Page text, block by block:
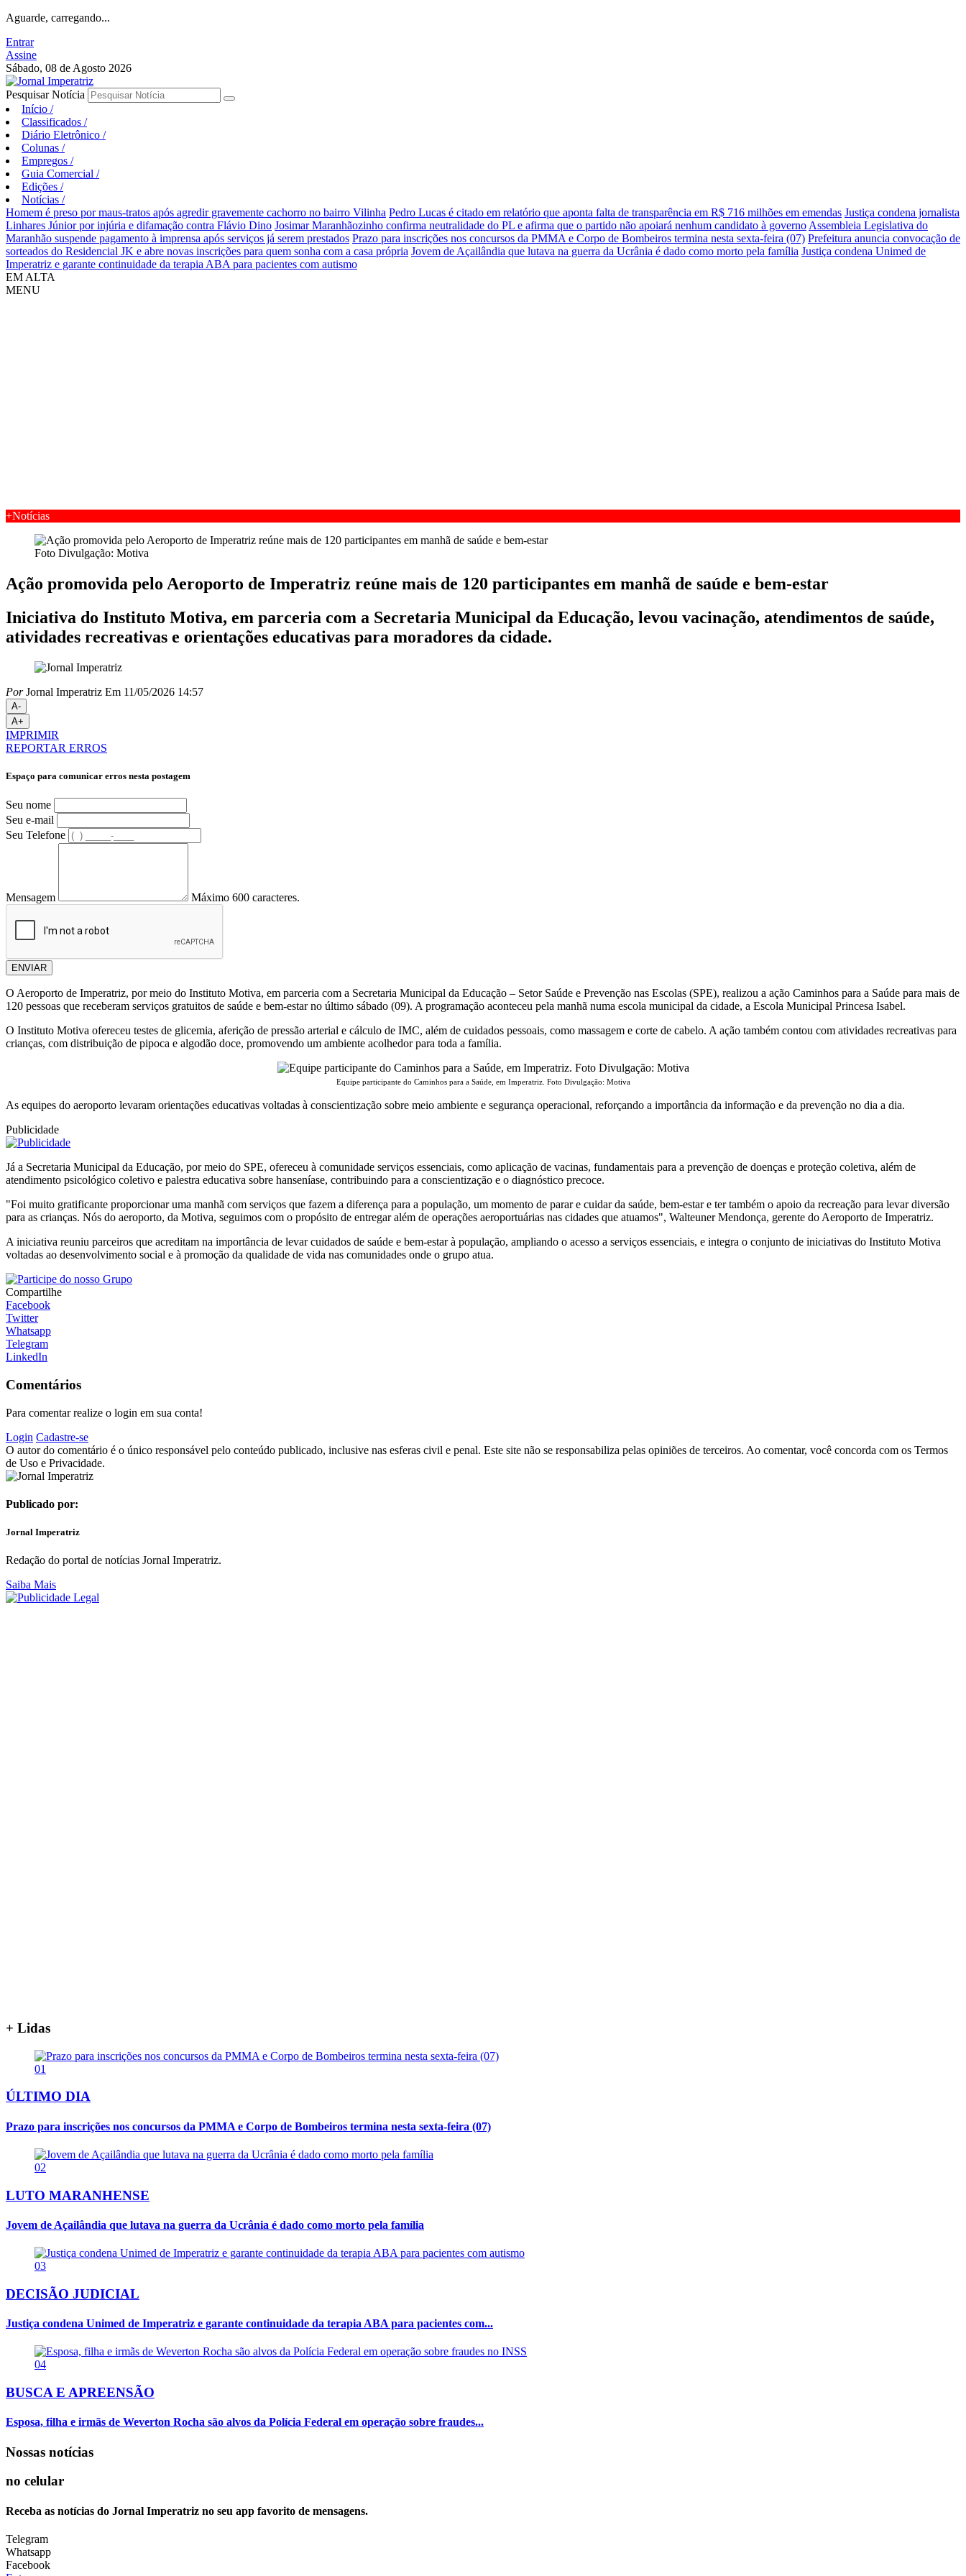
Aguarde, carregando...
Entrar
Assine
Sábado, 08 de Agosto 2026
Pesquisar Notícia
Início /
Classificados /
Diário Eletrônico /
Colunas /
Empregos /
Guia Comercial /
Edições /
Notícias /
Homem é preso por maus-tratos após agredir gravemente cachorro no bairro Vilinha Pedro Lucas é citado em relatório que aponta falta de transparência em R$ 716 milhões em emendas Justiça condena jornalista
Linhares Júnior por injúria e difamação contra Flávio Dino Josimar Maranhãozinho confirma neutralidade do PL e afirma que o partido não apoiará nenhum candidato à governo Assembleia Legislativa do
Maranhão suspende pagamento à imprensa após serviços já serem prestados Prazo para inscrições nos concursos da PMMA e Corpo de Bombeiros termina nesta sexta-feira (07) Prefeitura anuncia convocação de
sorteados do Residencial JK e abre novas inscrições para quem sonha com a casa própria Jovem de Açailândia que lutava na guerra da Ucrânia é dado como morto pela família Justiça condena Unimed de
Imperatriz e garante continuidade da terapia ABA para pacientes com autismo
EM ALTA
MENU
+Notícias
Foto Divulgação: Motiva
Ação promovida pelo Aeroporto de Imperatriz reúne mais de 120 participantes em manhã de saúde e bem-estar
Iniciativa do Instituto Motiva, em parceria com a Secretaria Municipal da Educação, levou vacinação, atendimentos de saúde,
atividades recreativas e orientações educativas para moradores da cidade.
PorJornal Imperatriz Em 11/05/2026 14:57
A-
A+
IMPRIMIR
REPORTAR ERROS
Espaço para comunicar erros nesta postagem
Seu nome
Seu e-mail
Seu Telefone
Mensagem Máximo 600 caracteres.
ENVIAR
O Aeroporto de Imperatriz, por meio do Instituto Motiva, em parceria com a Secretaria Municipal da Educação – Setor Saúde e Prevenção nas Escolas (SPE), realizou a ação Caminhos para a Saúde para mais de
120 pessoas que receberam serviços gratuitos de saúde e bem-estar no último sábado (09). A programação aconteceu pela manhã numa escola municipal da cidade, a Escola Municipal Princesa Isabel.
O Instituto Motiva ofereceu testes de glicemia, aferição de pressão arterial e cálculo de IMC, além de cuidados pessoais, como massagem e corte de cabelo. A ação também contou com atividades recreativas para
crianças, com distribuição de pipoca e algodão doce, promovendo um ambiente acolhedor para toda a família.
Equipe participante do Caminhos para a Saúde, em Imperatriz. Foto Divulgação: Motiva
As equipes do aeroporto levaram orientações educativas voltadas à conscientização sobre meio ambiente e segurança operacional, reforçando a importância da informação e da prevenção no dia a dia.
Publicidade
Já a Secretaria Municipal da Educação, por meio do SPE, ofereceu à comunidade serviços essenciais, como aplicação de vacinas, fundamentais para a prevenção de doenças e proteção coletiva, além de
atendimento psicológico coletivo e palestra educativa sobre hanseníase, contribuindo para a conscientização e o diagnóstico precoce.
"Foi muito gratificante proporcionar uma manhã com serviços que fazem a diferença para a população, um momento de parar e cuidar da saúde, bem-estar e ter também o apoio da recreação para levar diversão
para as crianças. Nós do aeroporto, da Motiva, seguimos com o propósito de entregar além de operações aeroportuárias nas cidades que atuamos", Walteuner Mendonça, gerente do Aeroporto de Imperatriz.
A iniciativa reuniu parceiros que acreditam na importância de levar cuidados de saúde e bem-estar à população, ampliando o acesso a serviços essenciais, e integra o conjunto de iniciativas do Instituto Motiva
voltadas ao desenvolvimento social e à promoção da qualidade de vida nas comunidades onde o grupo atua.
Compartilhe
Facebook
Twitter
Whatsapp
Telegram
LinkedIn
Comentários
Para comentar realize o login em sua conta!
Login Cadastre-se
O autor do comentário é o único responsável pelo conteúdo publicado, inclusive nas esferas civil e penal. Este site não se responsabiliza pelas opiniões de terceiros. Ao comentar, você concorda com os Termos
de Uso e Privacidade.
Publicado por:
Jornal Imperatriz
Redação do portal de notícias Jornal Imperatriz.
Saiba Mais
+ Lidas
01
ÚLTIMO DIA
Prazo para inscrições nos concursos da PMMA e Corpo de Bombeiros termina nesta sexta-feira (07)
02
LUTO MARANHENSE
Jovem de Açailândia que lutava na guerra da Ucrânia é dado como morto pela família
03
DECISÃO JUDICIAL
Justiça condena Unimed de Imperatriz e garante continuidade da terapia ABA para pacientes com...
04
BUSCA E APREENSÃO
Esposa, filha e irmãs de Weverton Rocha são alvos da Polícia Federal em operação sobre fraudes...
Nossas notícias
no celular
Receba as notícias do Jornal Imperatriz no seu app favorito de mensagens.
Telegram
Whatsapp
Facebook